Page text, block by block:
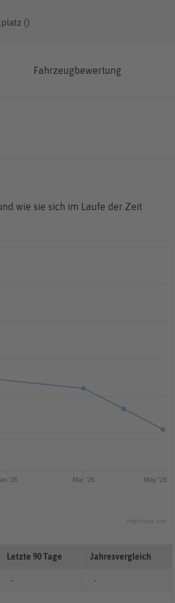
()
Fahrzeugbewertung
wie sie sich im Laufe der Zeit
'26 Mar '26 May '26
Highcharts.com
Letzte 90 Tage Jahresvergleich
- -